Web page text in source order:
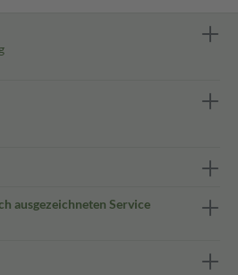
ausgezeichneten Service